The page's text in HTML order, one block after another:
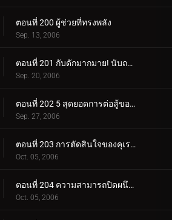
ตอนที่ 200 ผู้ช่วยที่ทรงพลัง
Sep. 13, 2006
ตอนที่ 201 กับดักมากมาย! นับถอยหลังสู่การทำลายล้าง
Sep. 20, 2006
ตอนที่ 202 5 สุดยอดการต่อสู้ของนินจา!
Sep. 27, 2006
ตอนที่ 203 การตัดสินใจของคุเรไน: หน่วยที่ 8 ที่ถูกทิ้งไว้เบื้องหลัง
Oct. 05, 2006
ตอนที่ 204 ความสามารถปิดผนึกของยาคุโมะ
Oct. 05, 2006